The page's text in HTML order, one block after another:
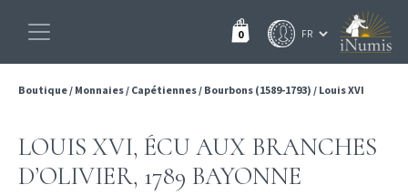
0
Boutique/ Monnaies/ Capétiennes/ Bourbons (1589-1793) / Louis XVI
LOUIS XVI, ÉCU AUX BRANCHES
D’OLIVIER, 1789 BAYONNE